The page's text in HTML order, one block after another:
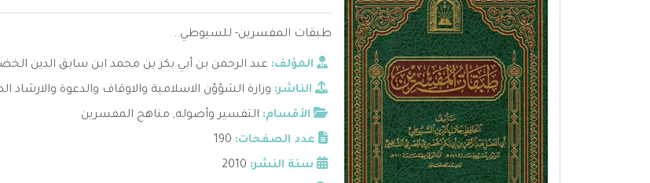
طبقات المفسرين- للسيوطي .
المؤلف: عبد الرحمن بن أبي بكر بن محمد ابن سابق الدين
الناشر: وزارة الشؤؤن الاسلامية والاوقاف والدعوة والارشاد
الأقسام: التفسير وأصوله, مناهج المفسرين
عدد الصفحات: 190
سنة النشر: 2010